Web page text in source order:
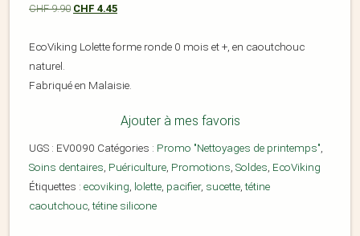
CHF9.90 CHF 4.45
EcoViking Lolette forme ronde 0 mois et +, en caoutchouc
naturel.
Fabriqué en Malaisie.
Ajouter à mes favoris
UGS : EV0090 Catégories : Promo "Nettoyages de printemps",
Soins dentaires, Puériculture, Promotions, Soldes, EcoViking
Étiquettes : ecoviking, lolette, pacifier, sucette,tétine
caoutchouc,tétine silicone